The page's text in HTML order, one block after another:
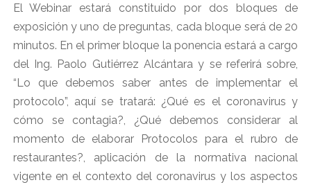
El Webinar estará constituido por dos bloques de
exposición y uno de preguntas, cada bloque será de 20
minutos. En el primer bloque la ponencia estará a cargo
del Ing. Paolo Gutiérrez Alcántara y se referirá sobre,
“Lo que debemos saber antes de implementar el
protocolo”, aquí se tratará: ¿Qué es el coronavirus y
cómo se contagia?, ¿Qué debemos considerar al
momento de elaborar Protocolos para el rubro de
restaurantes?, aplicación de la normativa nacional
vigente en el contexto del coronavirus y los aspectos